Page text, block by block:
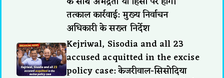
तत्काल कार्रवाई: मुख्य निर्वाचन
अधिकारी के सख्त निर्देश
Kejriwal, Sisodia and all 23
accused acquitted in the excise
policy case: केजरीवाल-सिसोदिया